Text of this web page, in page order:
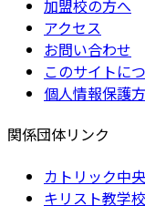
加盟校の方へ
アクセス
お問い合わせ
このサイトに
個人情報保護
関係団体リンク
カトリック中
キリスト教学